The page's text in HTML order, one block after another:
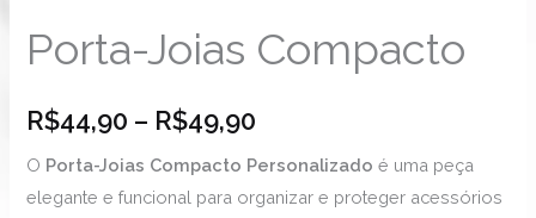
Porta-Joias Compacto
R$44,90 – R$49,90
O Porta-Joias Compacto Personalizado é uma peça
elegante e funcional para organizar e proteger acessórios